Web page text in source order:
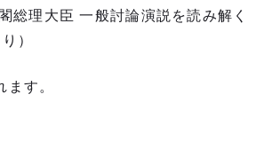
理大臣 一般討論演説を読み解く
）
す。